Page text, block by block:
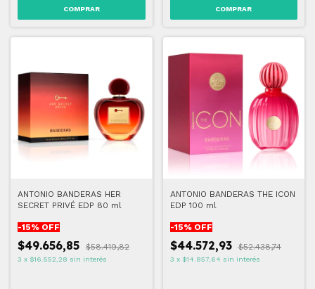
ANTONIO BANDERAS HER
SECRET PRIVÉ EDP 80 ml
-15% OFF
$49.656,85 $58.419,82
3 x $16.552,28 sin interés
ANTONIO BANDERAS THE ICON
EDP 100 ml
-15% OFF
$44.572,93 $52.438,74
3 x $14.857,64 sin interés